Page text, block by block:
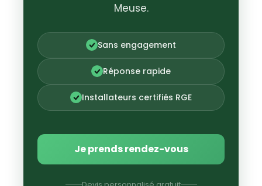
Meuse.
Sans engagement
Réponse rapide
Installateurs certifiés RGE
Je prends rendez-vous